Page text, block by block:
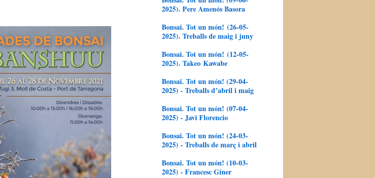
2025). Pere Amenós Basora
Bonsai. Tot un món! (26-05-
2025). Treballs de maig i juny
Bonsai. Tot un món! (12-05-
2025). Takeo Kawabe
Bonsai. Tot un món! (29-04-
2025) - Treballs d’abril i maig
Bonsai. Tot un món! (07-04-
2025) - Javi Florencio
Bonsai. Tot un món! (24-03-
2025) - Treballs de març i abril
Bonsai. Tot un món! (10-03-
2025) - Francesc Giner